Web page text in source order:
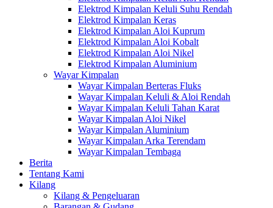
Elektrod Kimpalan Keluli Suhu Rendah
Elektrod Kimpalan Keras
Elektrod Kimpalan Aloi Kuprum
Elektrod Kimpalan Aloi Kobalt
Elektrod Kimpalan Aloi Nikel
Elektrod Kimpalan Aluminium
Wayar Kimpalan
Wayar Kimpalan Berteras Fluks
Wayar Kimpalan Keluli & Aloi Rendah
Wayar Kimpalan Keluli Tahan Karat
Wayar Kimpalan Aloi Nikel
Wayar Kimpalan Aluminium
Wayar Kimpalan Arka Terendam
Wayar Kimpalan Tembaga
Berita
Tentang Kami
Kilang
Kilang & Pengeluaran